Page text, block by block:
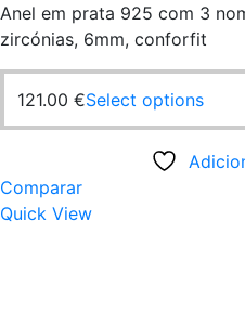
Anel em prata 925 com 3
zircónias, 6mm, conforfit
121.00 €Select optionsThis
has
Comparar
Quick View